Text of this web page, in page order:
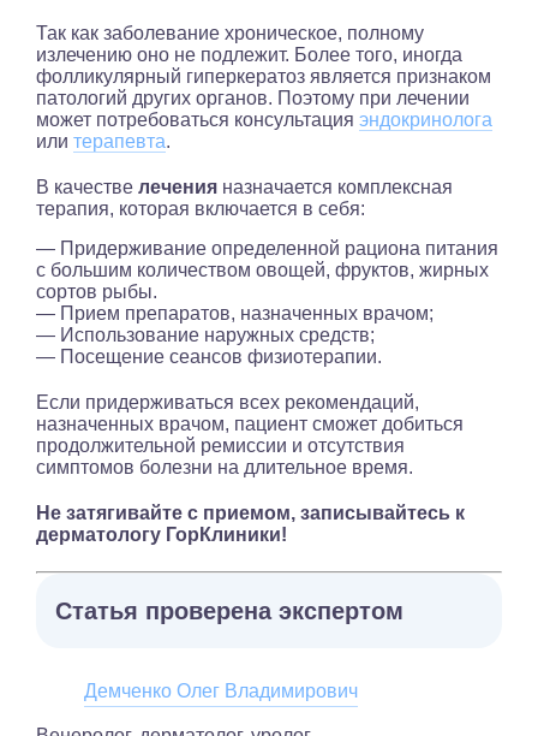
Так как заболевание хроническое, полному
излечению оно не подлежит. Более того, иногда
фолликулярный гиперкератоз является признаком
патологий других органов. Поэтому при лечении
может потребоваться консультация эндокринолога
или терапевта.
В качестве лечения назначается комплексная
терапия, которая включается в себя:
— Придерживание определенной рациона питания
с большим количеством овощей, фруктов, жирных
сортов рыбы.
— Прием препаратов, назначенных врачом;
— Использование наружных средств;
— Посещение сеансов физиотерапии.
Если придерживаться всех рекомендаций,
назначенных врачом, пациент сможет добиться
продолжительной ремиссии и отсутствия
симптомов болезни на длительное время.
Не затягивайте с приемом, записывайтесь к
дерматологу ГорКлиники!
Статья проверена экспертом
Демченко Олег Владимирович